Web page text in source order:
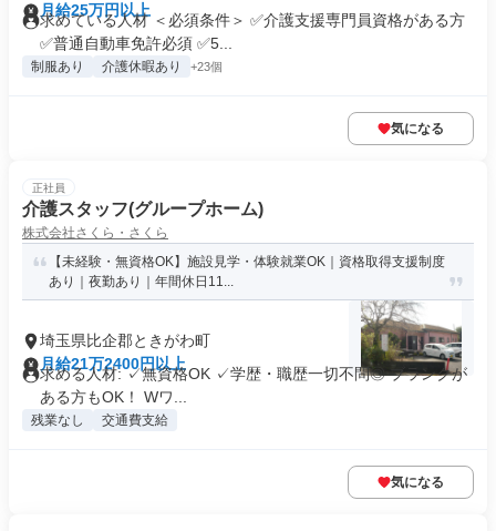
月給25万円以上
求めている人材 ＜必須条件＞ ✅介護支援専門員資格がある方
✅普通自動車免許必須 ✅5...
制服あり 介護休暇あり +23個
気になる
正社員
介護スタッフ(グループホーム)
株式会社さくら・さくら
【未経験・無資格OK】施設見学・体験就業OK｜資格取得支援制度
あり｜夜勤あり｜年間休日11...
埼玉県比企郡ときがわ町
月給21万2400円以上
求める人材: ✓無資格OK ✓学歴・職歴一切不問◎ ブランクが
ある方もOK！ Wワ...
残業なし 交通費支給
気になる